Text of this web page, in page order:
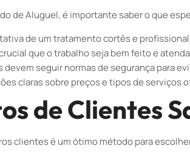
de Aluguel, é importante saber o que
de um tratamento cortês e
que o trabalho seja bem feito e
devem seguir normas de segurança para
claras sobre preços e tipos de serviços
de Clientes
clientes é um ótimo método para